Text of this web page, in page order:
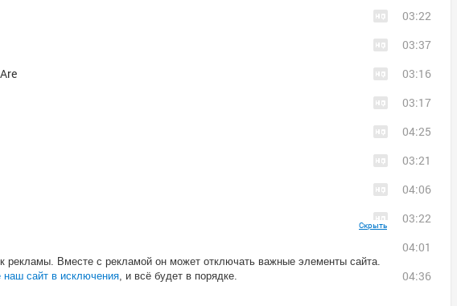
03:22
03:37
03:16
03:17
04:25
03:21
04:06
03:22
04:01
Gravity Remix)
04:36
рекламы. Вместе с рекламой он может отключать важные элементы сайта.
наш сайт в исключения, и всё будет в порядке.
Скрыть